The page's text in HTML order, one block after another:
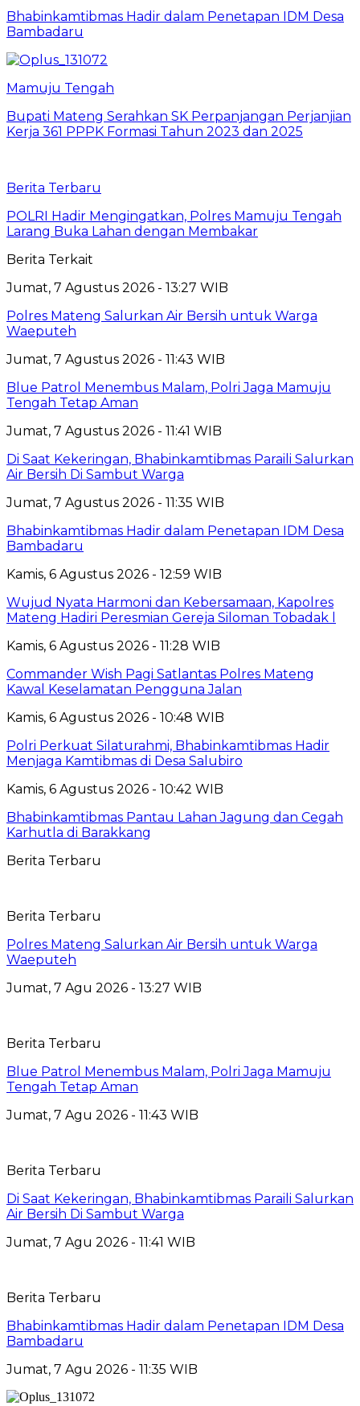
Bhabinkamtibmas Hadir dalam Penetapan IDM Desa
Bambadaru
Mamuju Tengah
Bupati Mateng Serahkan SK Perpanjangan Perjanjian
Kerja 361 PPPK Formasi Tahun 2023 dan 2025
Berita Terbaru
POLRI Hadir Mengingatkan, Polres Mamuju Tengah
Larang Buka Lahan dengan Membakar
Berita Terkait
Jumat, 7 Agustus 2026 - 13:27 WIB
Polres Mateng Salurkan Air Bersih untuk Warga
Waeputeh
Jumat, 7 Agustus 2026 - 11:43 WIB
Blue Patrol Menembus Malam, Polri Jaga Mamuju
Tengah Tetap Aman
Jumat, 7 Agustus 2026 - 11:41 WIB
Di Saat Kekeringan, Bhabinkamtibmas Paraili Salurkan
Air Bersih Di Sambut Warga
Jumat, 7 Agustus 2026 - 11:35 WIB
Bhabinkamtibmas Hadir dalam Penetapan IDM Desa
Bambadaru
Kamis, 6 Agustus 2026 - 12:59 WIB
Wujud Nyata Harmoni dan Kebersamaan, Kapolres
Mateng Hadiri Peresmian Gereja Siloman Tobadak l
Kamis, 6 Agustus 2026 - 11:28 WIB
Commander Wish Pagi Satlantas Polres Mateng
Kawal Keselamatan Pengguna Jalan
Kamis, 6 Agustus 2026 - 10:48 WIB
Polri Perkuat Silaturahmi, Bhabinkamtibmas Hadir
Menjaga Kamtibmas di Desa Salubiro
Kamis, 6 Agustus 2026 - 10:42 WIB
Bhabinkamtibmas Pantau Lahan Jagung dan Cegah
Karhutla di Barakkang
Berita Terbaru
Berita Terbaru
Polres Mateng Salurkan Air Bersih untuk Warga
Waeputeh
Jumat, 7 Agu 2026 - 13:27 WIB
Berita Terbaru
Blue Patrol Menembus Malam, Polri Jaga Mamuju
Tengah Tetap Aman
Jumat, 7 Agu 2026 - 11:43 WIB
Berita Terbaru
Di Saat Kekeringan, Bhabinkamtibmas Paraili Salurkan
Air Bersih Di Sambut Warga
Jumat, 7 Agu 2026 - 11:41 WIB
Berita Terbaru
Bhabinkamtibmas Hadir dalam Penetapan IDM Desa
Bambadaru
Jumat, 7 Agu 2026 - 11:35 WIB